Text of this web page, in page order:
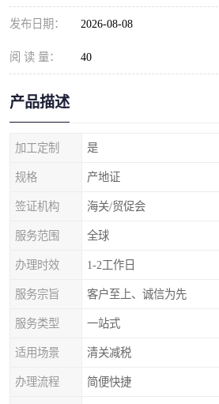
发布日期： 2026-08-08
阅 读 量： 40
产品描述
加工定制 是
规格 产地证
签证机构 海关/贸促会
服务范围 全球
办理时效 1-2工作日
服务宗旨 客户至上、诚信为先
服务类型 一站式
适用场景 清关减税
办理流程 简便快捷